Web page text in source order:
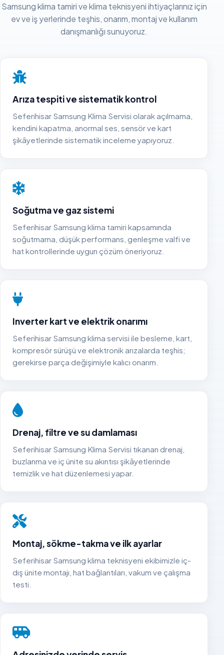
Samsung klima tamiri ve klima teknisyeni ihtiyaçlarınız için
ev ve iş yerlerinde teşhis, onarım, montaj ve kullanım
danışmanlığı sunuyoruz.
Arıza tespiti ve sistematik kontrol
Seferihisar Samsung Klima Servisi olarak açılmama,
kendini kapatma, anormal ses, sensör ve kart
şikâyetlerinde sistematik inceleme yapıyoruz.
Soğutma ve gaz sistemi
Seferihisar Samsung klima tamiri kapsamında
soğutmama, düşük performans, genleşme valfi ve
hat kontrollerinde uygun çözüm öneriyoruz.
Inverter kart ve elektrik onarımı
Seferihisar Samsung klima servisi ile besleme, kart,
kompresör sürüşü ve elektronik arızalarda teşhis;
gerekirse parça değişimiyle kalıcı onarım.
Drenaj, filtre ve su damlaması
Seferihisar Samsung Klima Servisi tıkanan drenaj,
buzlanma ve iç ünite su akıntısı şikâyetlerinde
temizlik ve hat düzenlemesi yapar.
Montaj, sökme-takma ve ilk ayarlar
Seferihisar Samsung klima teknisyeni ekibimizle iç-
dış ünite montajı, hat bağlantıları, vakum ve çalışma
testi.